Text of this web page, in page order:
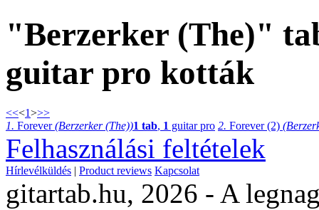
"Berzerker (The)"
guitar pro kották
<<<1>>>
1. Forever(Berzerker (The))1 tab, 1 guitar pro 2. Forever (2)
Felhasználási feltételek
Hírlevélküldés | Product reviews Kapcsolat
gitartab.hu, 2026 - A